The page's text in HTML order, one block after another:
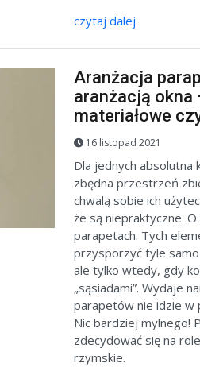
czytaj dalej
Aranżacja
aranżacją okna
materiałowe
16 listopad 2021
Dla jednych absolutna
zbędna przestrzeń
chwalą sobie ich
że są niepraktyczne.
parapetach. Tych
przysporzyć tyle
ale tylko wtedy, gdy
„sąsiadami”. Wydaje
parapetów nie idzie w
Nic bardziej mylnego!
zdecydować się na
rzymskie.